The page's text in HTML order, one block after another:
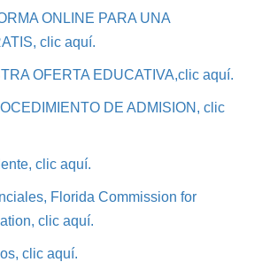
ONLINE PARA UNA
clic aquí.
OFERTA EDUCATIVA,clic aquí.
DE ADMISION, clic
clic aquí.
Florida Commission for
clic aquí.
clic aquí.